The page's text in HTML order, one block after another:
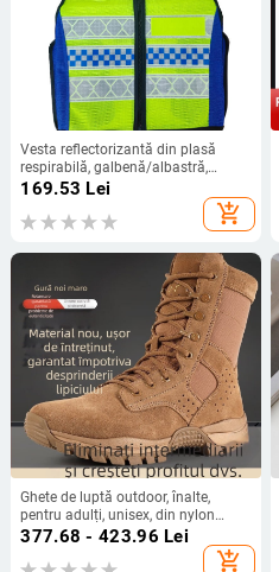
Vesta reflectorizantă din plasă
respirabilă, galbenă/albastră,
pentru trafic și stații de taxare
169.53 Lei
add_shopping_cart
Ghete de luptă outdoor, înalte,
pentru adulți, unisex, din nylon
respirabil, bocanci desert/taktici
377.68 - 423.96 Lei
add_shopping_cart